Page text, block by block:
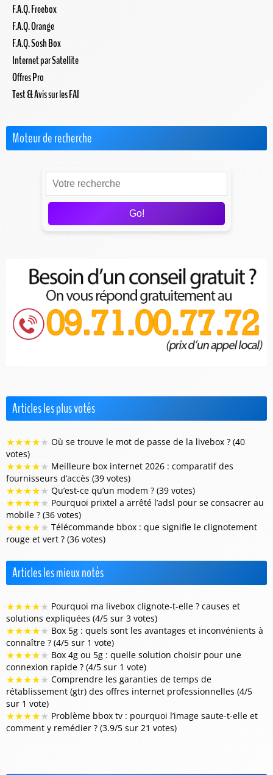
F.A.Q. Freebox
F.A.Q. Orange
F.A.Q. Sosh Box
Internet par Satellite
Offres Pro
Test & Avis sur les FAI
Moteur de recherche
Go!
Articles les plus votés
★★★★★ Où se trouve le mot de passe de la livebox ? (40
votes)
★★★★★ Meilleure box internet 2026 : comparatif des
fournisseurs d’accès (39 votes)
★★★★★ Qu’est-ce qu’un modem ? (39 votes)
★★★★★ Pourquoi prixtel a arrêté l’adsl pour se consacrer au
mobile ? (36 votes)
★★★★★ Télécommande bbox : que signifie le clignotement
rouge et vert ? (36 votes)
Articles les mieux notés
★★★★★ Pourquoi ma livebox clignote-t-elle ? causes et
solutions expliquées (4/5 sur 3 votes)
★★★★★ Box 5g : quels sont les avantages et inconvénients à
connaître ? (4/5 sur 1 vote)
★★★★★ Box 4g ou 5g : quelle solution choisir pour une
connexion rapide ? (4/5 sur 1 vote)
★★★★★ Comprendre les garanties de temps de
rétablissement (gtr) des offres internet professionnelles (4/5
sur 1 vote)
★★★★★ Problème bbox tv : pourquoi l’image saute-t-elle et
comment y remédier ? (3.9/5 sur 21 votes)